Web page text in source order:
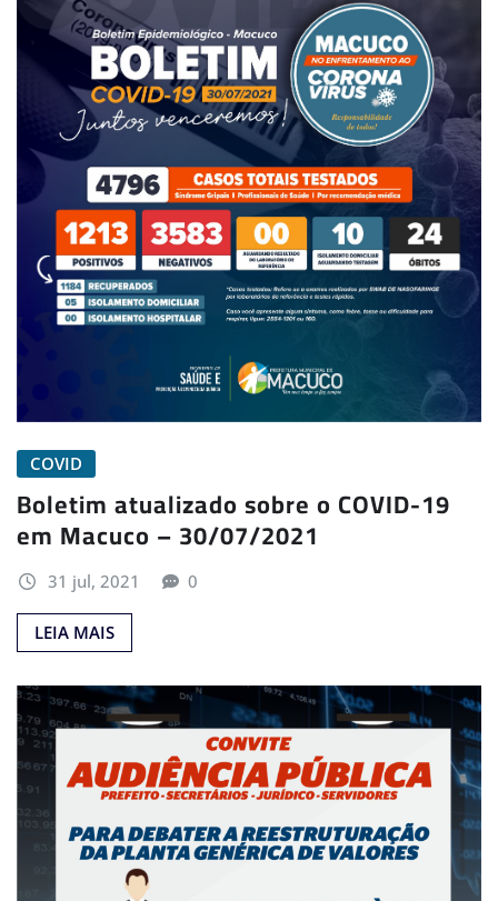
COVID
Boletim atualizado sobre o COVID-19
em Macuco – 30/07/2021
31 jul, 2021 0
LEIA MAIS